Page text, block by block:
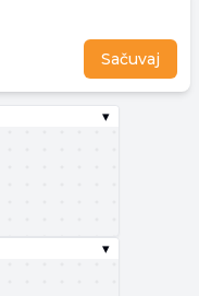
Sačuvaj
▾
▾